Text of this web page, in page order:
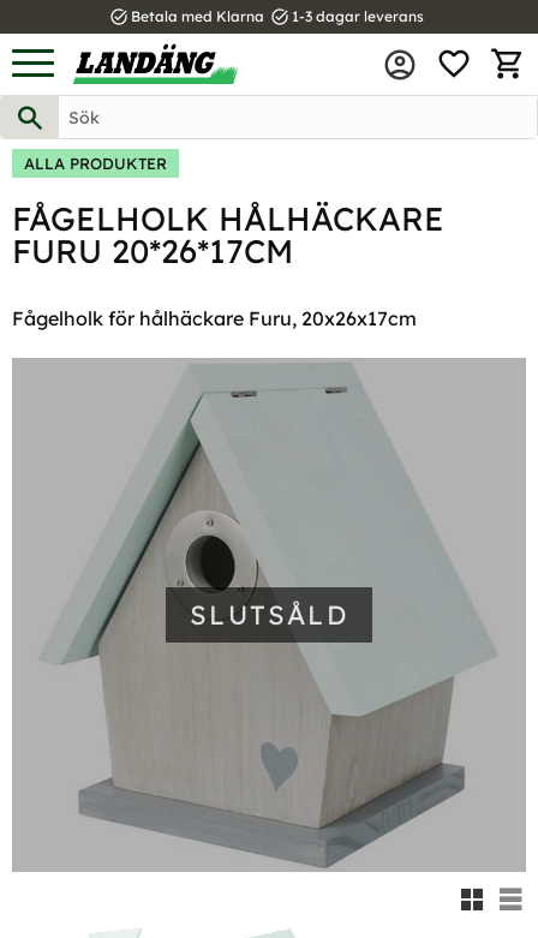
Meny
task_alt Betala med Klarna task_alt 1-3 dagar leverans
ALLA PRODUKTER
FÅGELHOLK HÅLHÄCKARE
FURU 20*26*17CM
Fågelholk för hålhäckare Furu, 20x26x17cm
SLUTSÅLD